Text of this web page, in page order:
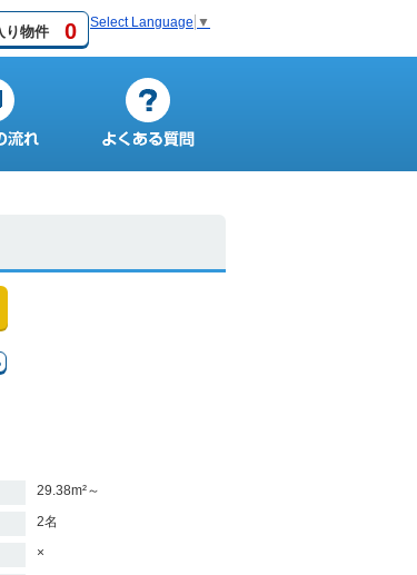
り物件 0 Select Language ▼
29.38m²～
2名
×